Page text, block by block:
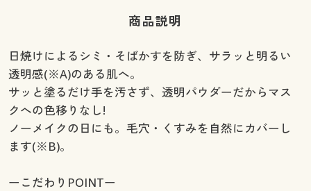
商品説明
日焼けによるシミ・そばかすを防ぎ、サラッと明るい
透明感(※A)のある肌へ。
サッと塗るだけ手を汚さず、透明パウダーだからマス
クへの色移りなし!
ノーメイクの日にも。毛穴・くすみを自然にカバーし
ます(※B)。
ーこだわりPOINTー